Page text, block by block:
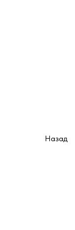
Назад